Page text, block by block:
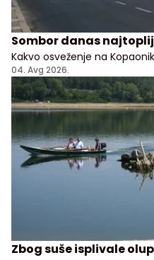
Sombor danas
Kakvo osveženje na
Celzijusa!
04. Avg 2026.
Zbog suše isplivale